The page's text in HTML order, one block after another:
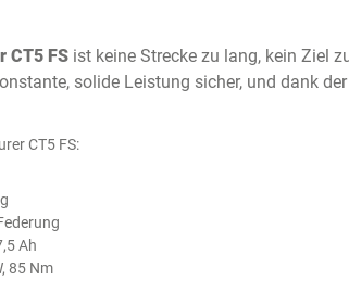
CT5 FS ist keine Strecke zu lang, kein Ziel
solide Leistung sicher, und dank
CT5 FS:
Ah
85 Nm